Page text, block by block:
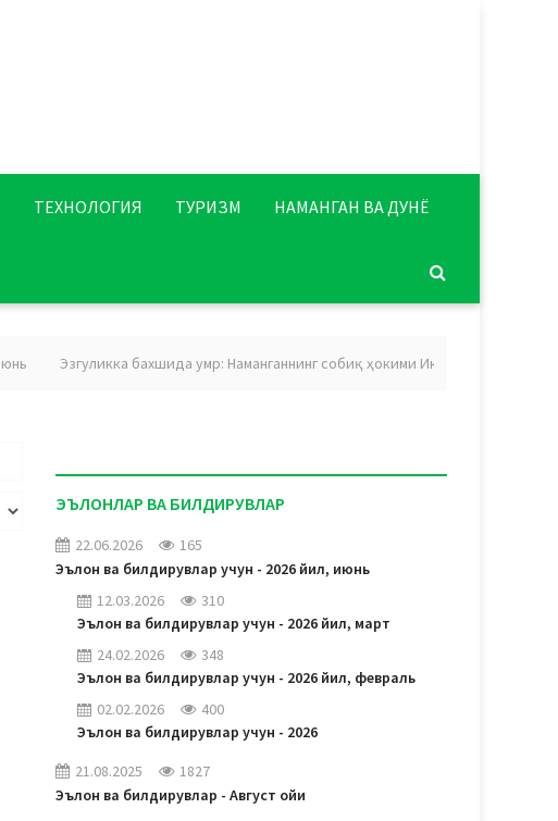
ТЕХНОЛОГИЯ ТУРИЗМ НАМАНГАН ВА ДУНЁ
Эзгуликка бахшида умр: Наманганнинг собиқ ҳокими Икромхон
ЭЪЛОНЛАР ВА БИЛДИРУВЛАР
22.06.2026
165
Эълон ва билдирувлар учун - 2026 йил, июнь
12.03.2026
310
Эълон ва билдирувлар учун - 2026 йил, март
24.02.2026
348
Эълон ва билдирувлар учун - 2026 йил, февраль
02.02.2026
400
Эълон ва билдирувлар учун - 2026
21.08.2025
1827
Эълон ва билдирувлар - Август ойи